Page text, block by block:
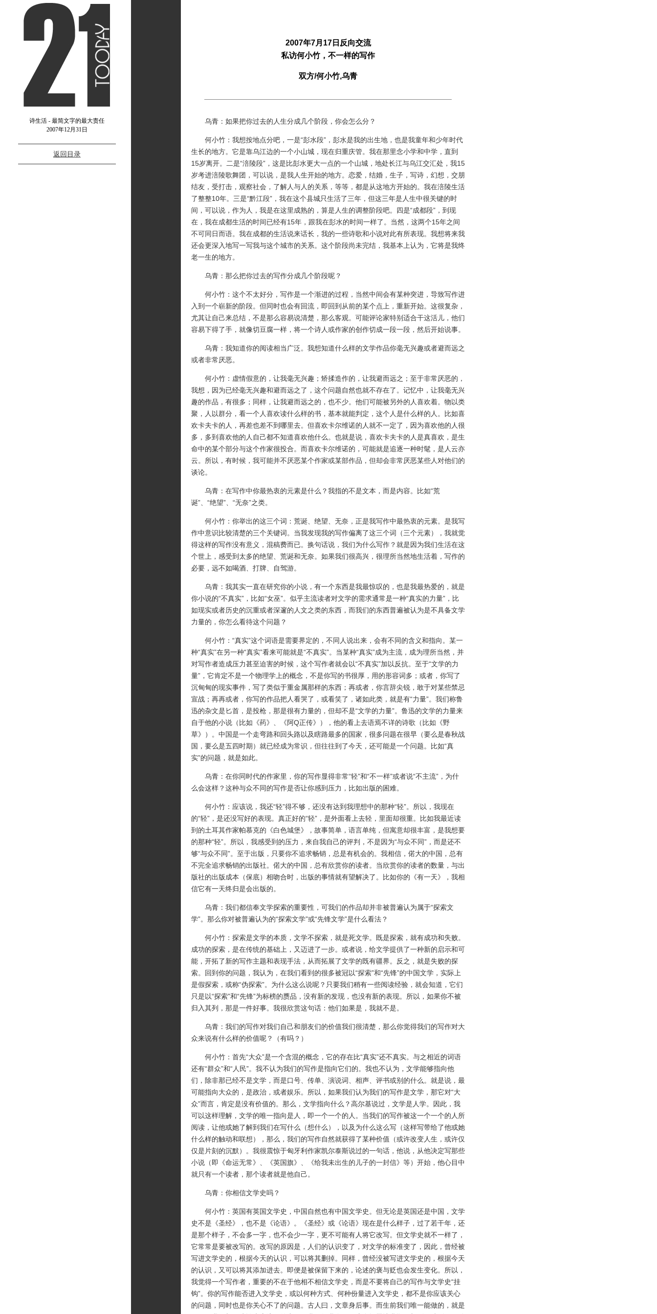
诗生活 - 最简文字的最大责任
2007年12月31日
返回目录
2007年7月17日反向交流
私访何小竹，不一样的写作
双方/何小竹,乌青
乌青：如果把你过去的人生分成几个阶段，你会怎么分？
何小竹：我想按地点分吧，一是“彭水段”，彭水是我的出生地，也是我童年和少年时代
生长的地方。它是靠乌江边的一个小山城，现在归重庆管。我在那里念小学和中学，直到
15岁离开。二是“涪陵段”，这是比彭水更大一点的一个山城，地处长江与乌江交汇处，我15
岁考进涪陵歌舞团，可以说，是我人生开始的地方。恋爱，结婚，生子，写诗，幻想，交朋
结友，受打击，观察社会，了解人与人的关系，等等，都是从这地方开始的。我在涪陵生活
了整整10年。三是“黔江段”，我在这个县城只生活了三年，但这三年是人生中很关键的时
间，可以说，作为人，我是在这里成熟的，算是人生的调整阶段吧。四是“成都段”，到现
在，我在成都生活的时间已经有15年，跟我在彭水的时间一样了。当然，这两个15年之间
不可同日而语。我在成都的生活说来话长，我的一些诗歌和小说对此有所表现。我想将来我
还会更深入地写一写我与这个城市的关系。这个阶段尚未完结，我基本上认为，它将是我终
老一生的地方。
乌青：那么把你过去的写作分成几个阶段呢？
何小竹：这个不太好分，写作是一个渐进的过程，当然中间会有某种突进，导致写作进
入到一个崭新的阶段。但同时也会有回流，即回到从前的某个点上，重新开始。这很复杂，
尤其让自己来总结，不是那么容易说清楚，那么客观。可能评论家特别适合干这活儿，他们
容易下得了手，就像切豆腐一样，将一个诗人或作家的创作切成一段一段，然后开始说事。
乌青：我知道你的阅读相当广泛。我想知道什么样的文学作品你毫无兴趣或者避而远之
或者非常厌恶。
何小竹：虚情假意的，让我毫无兴趣；矫揉造作的，让我避而远之；至于非常厌恶的，
我想，因为已经毫无兴趣和避而远之了，这个问题自然也就不存在了。记忆中，让我毫无兴
趣的作品，有很多；同样，让我避而远之的，也不少。他们可能被另外的人喜欢着。物以类
聚，人以群分，看一个人喜欢读什么样的书，基本就能判定，这个人是什么样的人。比如喜
欢卡夫卡的人，再差也差不到哪里去。但喜欢卡尔维诺的人就不一定了，因为喜欢他的人很
多，多到喜欢他的人自己都不知道喜欢他什么。也就是说，喜欢卡夫卡的人是真喜欢，是生
命中的某个部分与这个作家很投合。而喜欢卡尔维诺的，可能就是追逐一种时髦，是人云亦
云。所以，有时候，我可能并不厌恶某个作家或某部作品，但却会非常厌恶某些人对他们的
谈论。
乌青：在写作中你最热衷的元素是什么？我指的不是文本，而是内容。比如“荒
诞”、“绝望”、“无奈”之类。
何小竹：你举出的这三个词：荒诞、绝望、无奈，正是我写作中最热衷的元素。是我写
作中意识比较清楚的三个关键词。当我发现我的写作偏离了这三个词（三个元素），我就觉
得这样的写作没有意义，混稿费而已。换句话说，我们为什么写作？就是因为我们生活在这
个世上，感受到太多的绝望、荒诞和无奈。如果我们很高兴，很理所当然地生活着，写作的
必要，远不如喝酒、打牌、自驾游。
乌青：我其实一直在研究你的小说，有一个东西是我最惊叹的，也是我最热爱的，就是
你小说的“不真实”，比如“女巫”。似乎主流读者对文学的需求通常是一种“真实的力量”，比
如现实或者历史的沉重或者深邃的人文之类的东西，而我们的东西普遍被认为是不具备文学
力量的，你怎么看待这个问题？
何小竹：“真实”这个词语是需要界定的，不同人说出来，会有不同的含义和指向。某一
种“真实”在另一种“真实”看来可能就是“不真实”。当某种“真实”成为主流，成为理所当然，并
对写作者造成压力甚至迫害的时候，这个写作者就会以“不真实”加以反抗。至于“文学的力
量”，它肯定不是一个物理学上的概念，不是你写的书很厚，用的形容词多；或者，你写了
沉甸甸的现实事件，写了类似于重金属那样的东西；再或者，你言辞尖锐，敢于对某些禁忌
宣战；再再或者，你写的作品把人看哭了，或看笑了，诸如此类，就是有“力量”。我们称鲁
迅的杂文是匕首，是投枪，那是很有力量的，但却不是“文学的力量”。鲁迅的文学的力量来
自于他的小说（比如《药》、《阿Q正传》），他的看上去语焉不详的诗歌（比如《野
草》）。中国是一个走弯路和回头路以及瞎路最多的国家，很多问题在很早（要么是春秋战
国，要么是五四时期）就已经成为常识，但往往到了今天，还可能是一个问题。比如“真
实”的问题，就是如此。
乌青：在你同时代的作家里，你的写作显得非常“轻”和“不一样”或者说“不主流”，为什
么会这样？这种与众不同的写作是否让你感到压力，比如出版的困难。
何小竹：应该说，我还“轻”得不够，还没有达到我理想中的那种“轻”。所以，我现在
的“轻”，是还没写好的表现。真正好的“轻”，是外面看上去轻，里面却很重。比如我最近读
到的土耳其作家帕慕克的《白色城堡》，故事简单，语言单纯，但寓意却很丰富，是我想要
的那种“轻”。所以，我感受到的压力，来自我自己的评判，不是因为“与众不同”，而是还不
够“与众不同”。至于出版，只要你不追求畅销，总是有机会的。我相信，偌大的中国，总有
不完全追求畅销的出版社。偌大的中国，总有欣赏你的读者。当欣赏你的读者的数量，与出
版社的出版成本（保底）相吻合时，出版的事情就有望解决了。比如你的《有一天》，我相
信它有一天终归是会出版的。
乌青：我们都信奉文学探索的重要性，可我们的作品却并非被普遍认为属于“探索文
学”。那么你对被普遍认为的“探索文学”或“先锋文学”是什么看法？
何小竹：探索是文学的本质，文学不探索，就是死文学。既是探索，就有成功和失败。
成功的探索，是在传统的基础上，又迈进了一步。或者说，给文学提供了一种新的启示和可
能，开拓了新的写作主题和表现手法，从而拓展了文学的既有疆界。反之，就是失败的探
索。回到你的问题，我认为，在我们看到的很多被冠以“探索”和“先锋”的中国文学，实际上
是假探索，或称“伪探索”。为什么这么说呢？只要我们稍有一些阅读经验，就会知道，它们
只是以“探索”和“先锋”为标榜的赝品，没有新的发现，也没有新的表现。所以，如果你不被
归入其列，那是一件好事。我很欣赏这句话：他们如果是，我就不是。
乌青：我们的写作对我们自己和朋友们的价值我们很清楚，那么你觉得我们的写作对大
众来说有什么样的价值呢？（有吗？）
何小竹：首先“大众”是一个含混的概念，它的存在比“真实”还不真实。与之相近的词语
还有“群众”和“人民”。我不认为我们的写作是指向它们的。我也不认为，文学能够指向他
们，除非那已经不是文学，而是口号、传单、演说词、相声、评书或别的什么。就是说，最
可能指向大众的，是政治，或者娱乐。所以，如果我们认为我们的写作是文学，那它对“大
众”而言，肯定是没有价值的。那么，文学指向什么？高尔基说过，文学是人学。因此，我
可以这样理解，文学的唯一指向是人，即一个一个的人。当我们的写作被这一个一个的人所
阅读，让他或她了解到我们在写什么（想什么），以及为什么这么写（这样写带给了他或她
什么样的触动和联想），那么，我们的写作自然就获得了某种价值（或许改变人生，或许仅
仅是片刻的沉默）。我很震惊于匈牙利作家凯尔泰斯说过的一句话，他说，从他决定写那些
小说（即《命运无常》、《英国旗》、《给我未出生的儿子的一封信》等）开始，他心目中
就只有一个读者，那个读者就是他自己。
乌青：你相信文学史吗？
何小竹：英国有英国文学史，中国自然也有中国文学史。但无论是英国还是中国，文学
史不是《圣经》，也不是《论语》。《圣经》或《论语》现在是什么样子，过了若干年，还
是那个样子，不会多一字，也不会少一字，更不可能有人将它改写。但文学史就不一样了，
它常常是要被改写的。改写的原因是，人们的认识变了，对文学的标准变了，因此，曾经被
写进文学史的，根据今天的认识，可以将其删掉。同样，曾经没被写进文学史的，根据今天
的认识，又可以将其添加进去。即便是被保留下来的，论述的褒与贬也会发生变化。所以，
我觉得一个写作者，重要的不在于他相不相信文学史，而是不要将自己的写作与文学史“挂
钩”。你的写作能否进入文学史，或以何种方式、何种份量进入文学史，都不是你应该关心
的问题，同时也是你关心不了的问题。古人曰，文章身后事。而生前我们唯一能做的，就是